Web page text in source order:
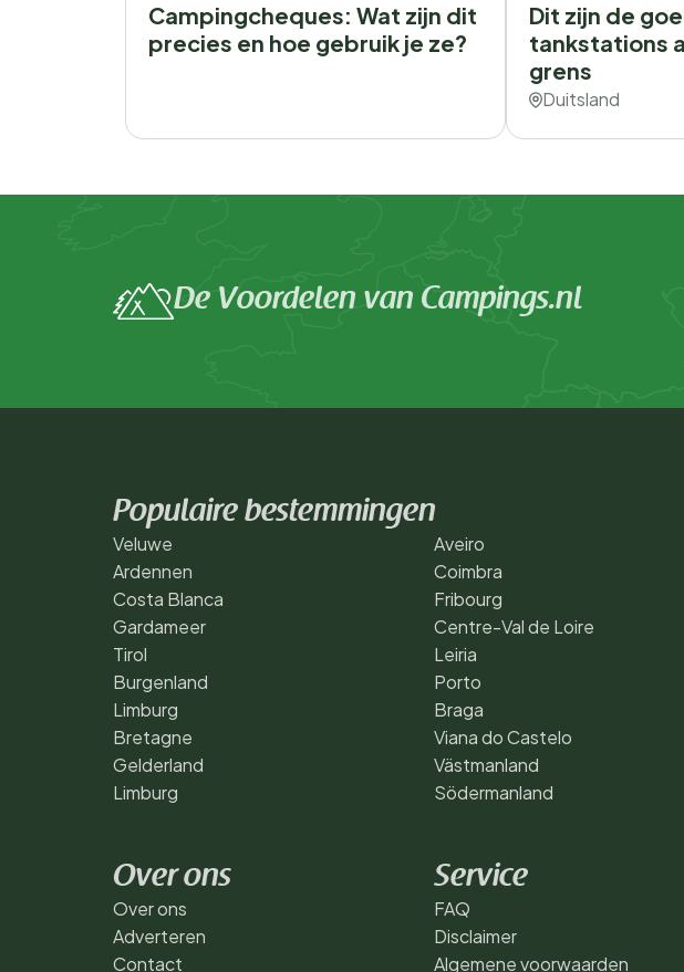
Campingcheques: Wat zijn dit
precies en hoe gebruik je ze?
Dit zijn de
tankstations
grens
Duitsland
De Voordelen van Campings.nl
Populaire bestemmingen
Veluwe
Ardennen
Costa Blanca
Gardameer
Tirol
Burgenland
Limburg
Bretagne
Gelderland
Limburg
Aveiro
Coimbra
Fribourg
Centre-Val de Loire
Leiria
Porto
Braga
Viana do Castelo
Västmanland
Södermanland
Over ons
Over ons
Adverteren
Contact
Service
FAQ
Disclaimer
Algemene voorwaarden